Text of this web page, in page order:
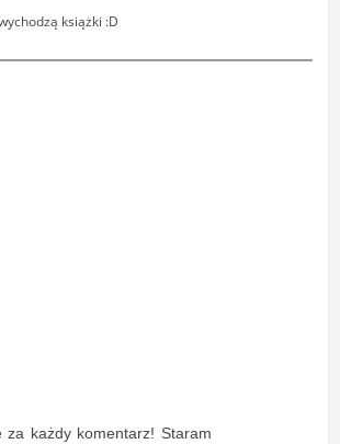
książki :D
za każdy komentarz! Staram